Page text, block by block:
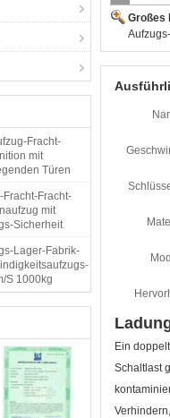
Fracht-
mit
Türen
Fracht-Fracht-
mit
Sicherheit
Lager-Fabrik-
S 1000kg
Großes
Ein
Schaltlast